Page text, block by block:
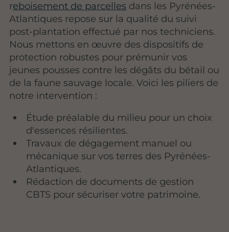
reboisement de parcelles dans les Pyrénées-
Atlantiques repose sur la qualité du suivi
post-plantation effectué par nos techniciens.
Nous mettons en œuvre des dispositifs de
protection robustes pour prémunir vos
jeunes pousses contre les dégâts du bétail ou
de la faune sauvage locale. Voici les piliers de
notre intervention :
Étude préalable du milieu pour un choix
d'essences résilientes.
Travaux de dégagement manuel ou
mécanique sur vos terres des Pyrénées-
Atlantiques.
Rédaction de documents de gestion
CBTS pour sécuriser votre patrimoine.